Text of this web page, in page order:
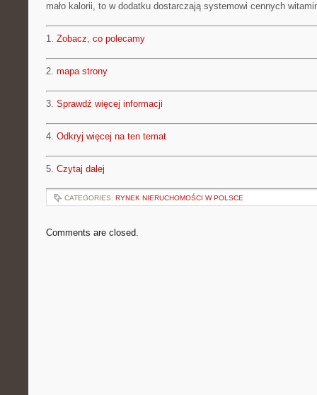
mało kalorii, to w dodatku dostarczają systemowi cennych
1. Zobacz, co polecamy
2. mapa strony
3. Sprawdź więcej informacji
4. Odkryj więcej na ten temat
5. Czytaj dalej
CATEGORIES: RYNEK NIERUCHOMOŚCI W POLSCE
Comments are closed.